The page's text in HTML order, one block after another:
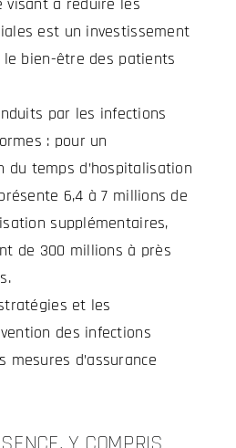
visant à réduire les
est un investissement
bien-être des patients
par les infections
: pour un
du temps d’hospitalisation
6,4 à 7 millions de
supplémentaires,
de 300 millions à près
et les
des infections
d’assurance